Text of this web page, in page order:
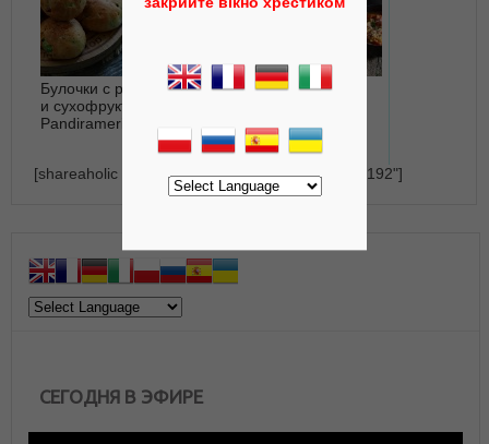
Булочки с розмарином
и сухофруктами -
Pandiramerino
Чечевичный суп с
баклажанами
[shareaholic app="recommendations" id="23164192"]
СЕГОДНЯ В ЭФИРЕ